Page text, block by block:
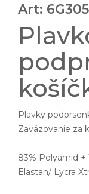
Art: 6G305
Plavky
Zaväzovanie za
83% Polyamid +
Elastan/ Lycra